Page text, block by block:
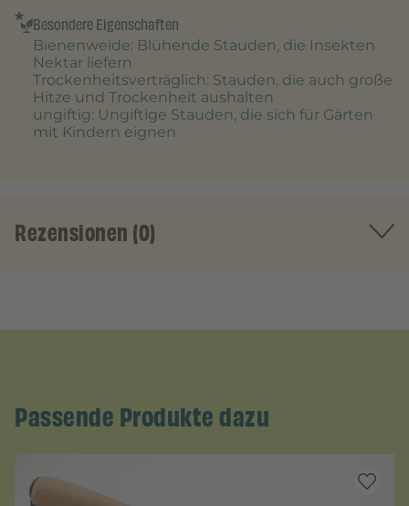
Besondere Eigenschaften
Bienenweide: Blühende Stauden, die Insekten
Nektar liefern
Trockenheitsverträglich: Stauden, die auch große
Hitze und Trockenheit aushalten
ungiftig: Ungiftige Stauden, die sich für Gärten
mit Kindern eignen
Rezensionen (0)
Passende Produkte dazu